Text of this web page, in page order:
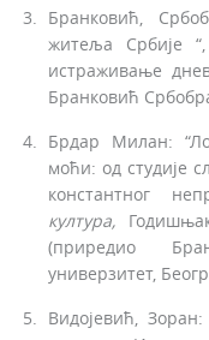
Бранковић,
житеља Србије “,
истраживање
Бранковић
Брдар Милан:
моћи: од студије
константног
култура,
(приредио
универзитет,
Видојевић, Зоран: